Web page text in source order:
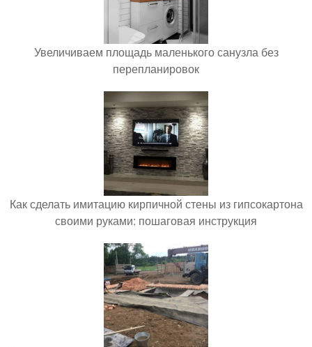
Увеличиваем площадь маленького санузла без
перепланировок
Как сделать имитацию кирпичной стены из гипсокартона
своими руками: пошаговая инструкция